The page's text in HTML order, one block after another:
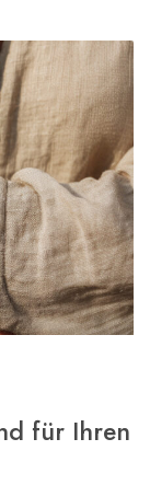
für Ihren